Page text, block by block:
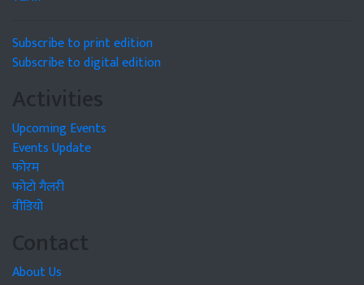
Subscribe to print edition
Subscribe to digital edition
Activities
Upcoming Events
Events Update
फोरम
फोटो गैलरी
वीडियो
Contact
About Us